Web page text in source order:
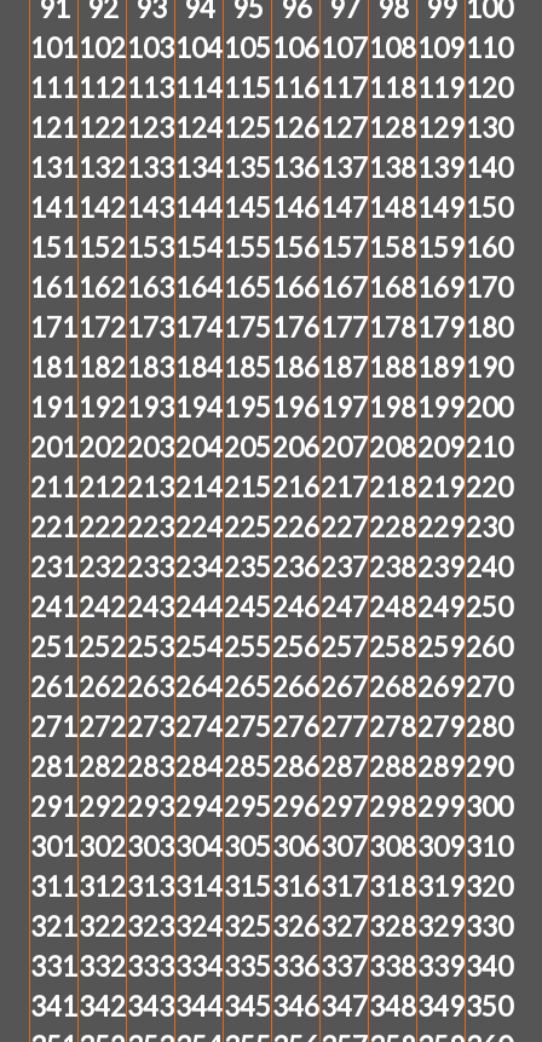
91
92 93 94 95 96 97 98 99 100
101102103104105106107108109110
111112113114115116117118119120
121122123124125126127128129130
131132133134135136137138139140
141142143144145146147148149150
151152153154155156157158159160
161162163164165166167168169170
171172173174175176177178179180
181182183184185186187188189190
191192193194195196197198199200
201202203204205206207208209210
211212213214215216217218219220
221222223224225226227228229230
231232233234235236237238239240
241242243244245246247248249250
251252253254255256257258259260
261262263264265266267268269270
271272273274275276277278279280
281282283284285286287288289290
291292293294295296297298299300
301302303304305306307308309310
311312313314315316317318319320
321322323324325326327328329330
331332333334335336337338339340
341342343344345346347348349350